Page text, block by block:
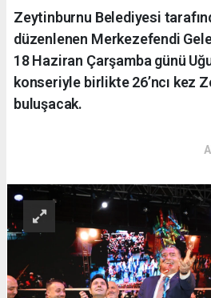
Zeytinburnu Belediyesi
düzenlenen Merkezefendi
18 Haziran Çarşamba günü
konseriyle birlikte 26’ncı kez
buluşacak.